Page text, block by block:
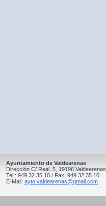
Ayuntamiento de Valdearenas
Dirección C/ Real, 5, 19196 Valdearenas
Tel.: 949 32 35 10 / Fax: 949 32 35 10
E-Mail: ayto.valdearenas@gmail.com